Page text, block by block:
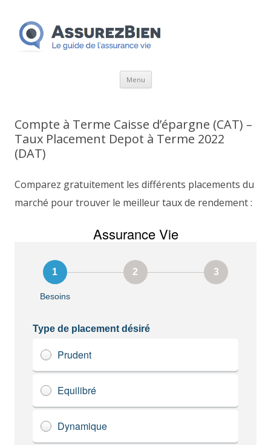
Menu Aller
Compte à Terme Caisse d’épargne (CAT) –
Taux Placement Depot à Terme 2022
(DAT)
Comparez gratuitement les différents placements du
marché pour trouver le meilleur taux de rendement :